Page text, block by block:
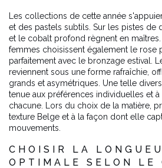
Les collections de cette année
et des pastels subtils. Sur les pistes de
et le cobalt profond règnent en
femmes choisissent également le rose
parfaitement avec le bronzage estival.
reviennent sous une forme rafraîchie,
grands et asymétriques. Une telle
tenue aux préférences individuelles et
chacune. Lors du choix de la matière,
texture Belge et à la façon dont elle
mouvements.
CHOISIR LA
OPTIMALE SELON LE